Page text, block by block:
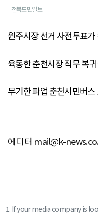
전북도민일보
원주시장 선거 사전투표가
육동한 춘천시장 직무 복
무기한 파업 춘천시민버
에디터 mail@k-
1. If your media company is